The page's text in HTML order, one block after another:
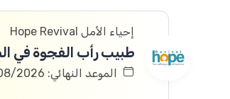
إحياء الأمل Hope Revival
الموعد النهائي: 10/08/2026